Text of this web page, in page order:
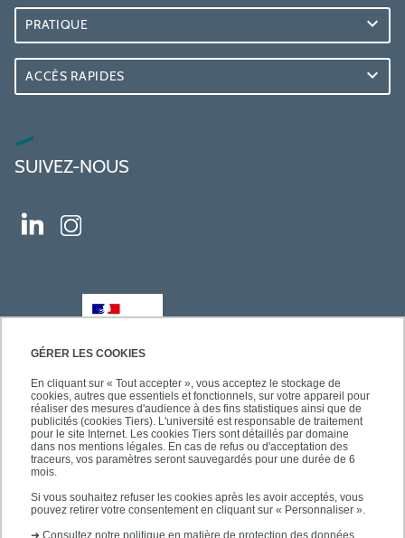
GÉRER LES COOKIES
En cliquant sur « Tout accepter », vous acceptez le stockage de
cookies, autres que essentiels et fonctionnels, sur votre appareil pour
réaliser des mesures d'audience à des fins statistiques ainsi que de
publicités (cookies Tiers). L'université est responsable de traitement
pour le site Internet. Les cookies Tiers sont détaillés par domaine
dans nos mentions légales. En cas de refus ou d'acceptation des
traceurs, vos paramètres seront sauvegardés pour une durée de 6
mois.
Si vous souhaitez refuser les cookies après les avoir acceptés, vous
pouvez retirer votre consentement en cliquant sur « Personnaliser ».
PRATIQUE
ACCÈS RAPIDES
SUIVEZ-NOUS